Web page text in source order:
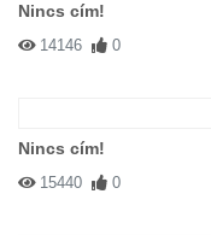
Nincs cím!
14146 0
Nincs cím!
15440 0